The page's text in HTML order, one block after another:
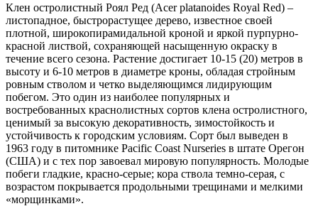
Клен остролистный Роял Ред (Acer platanoides Royal Red) –
листопадное, быстрорастущее дерево, известное своей
плотной, широкопирамидальной кроной и яркой пурпурно-
красной листвой, сохраняющей насыщенную окраску в
течение всего сезона. Растение достигает 10-15 (20) метров в
высоту и 6-10 метров в диаметре кроны, обладая стройным
ровным стволом и четко выделяющимся лидирующим
побегом. Это один из наиболее популярных и
востребованных краснолистных сортов клена остролистного,
ценимый за высокую декоративность, зимостойкость и
устойчивость к городским условиям. Сорт был выведен в
1963 году в питомнике Pacific Coast Nurseries в штате Орегон
(США) и с тех пор завоевал мировую популярность. Молодые
побеги гладкие, красно-серые; кора ствола темно-серая, с
возрастом покрывается продольными трещинами и мелкими
«морщинками».